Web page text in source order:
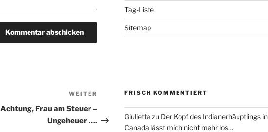
Nächster
Beitrag
WEITER
Achtung, Frau am Steuer –
Ungeheuer ….
Tag-Liste
Sitemap
FRISCH KOMMENTIERT
Giulietta zu Der Kopf des Indianerhäuptlings in
Canada lässt mich nicht mehr los…